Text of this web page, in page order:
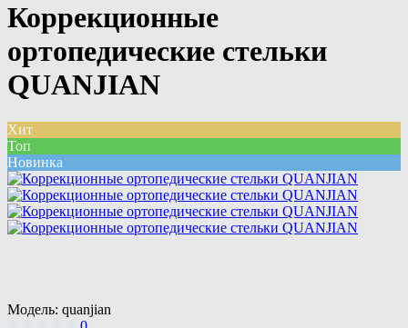
Коррекционные
ортопедические стельки
QUANJIAN
Хит
Топ
Новинка
Модель: quanjian